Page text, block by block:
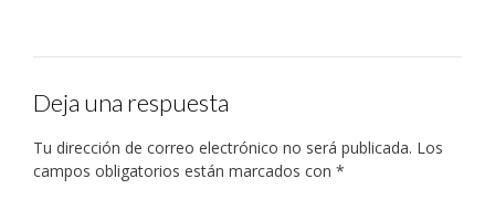
Deja una respuesta
Tu dirección de correo electrónico no será publicada. Los
campos obligatorios están marcados con *